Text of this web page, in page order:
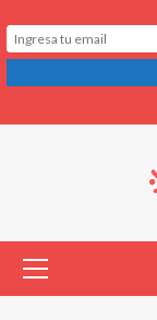
al
primario